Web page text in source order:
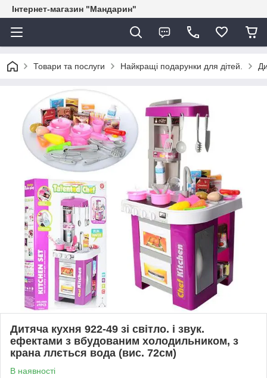
Інтернет-магазин "Мандарин"
Товари та послуги Найкращі подарунки для дітей.
Дитяча кухня 922-49 зі світло. і звук.
ефектами з вбудованим холодильником, з
крана ллється вода (вис. 72см)
В наявності